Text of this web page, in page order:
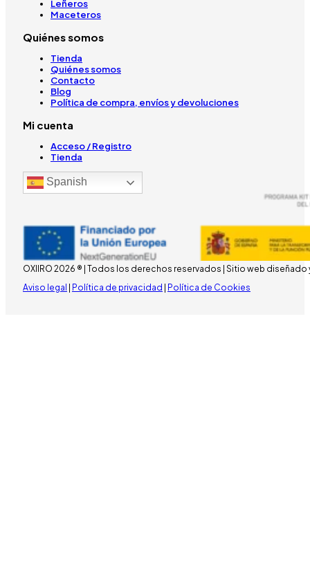
Leñeros
Maceteros
Quiénes somos
Tienda
Quiénes somos
Contacto
Blog
Política de compra, envíos y devoluciones
Mi cuenta
Acceso / Registro
Tienda
Spanish
OXIIRO 2026 ® | Todos los derechos reservados | Sitio web
Aviso legal
Política de privacidad Política de Cookies